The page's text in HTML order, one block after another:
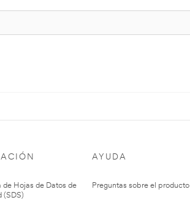
de Hojas de Datos de
(SDS)
AYUDA
Preguntas sobre el producto